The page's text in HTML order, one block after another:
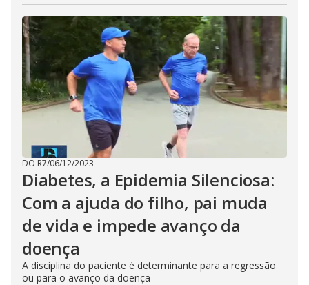
DO R7/06/12/2023
Diabetes, a Epidemia Silenciosa:
Com a ajuda do filho, pai muda
de vida e impede avanço da
doença
A disciplina do paciente é determinante para a regressão
ou para o avanço da doença